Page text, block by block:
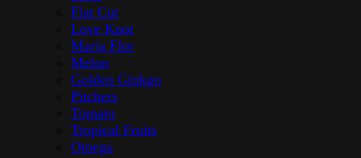
Flat Cut
Love Knot
Maria Flor
Melon
Golden Ginkgo
Pitchers
Tomato
Tropical Fruits
Omega